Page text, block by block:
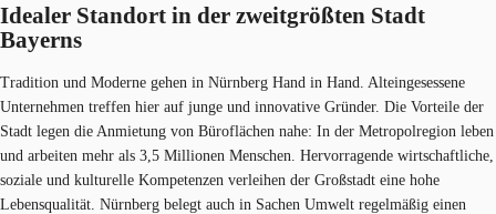
Idealer Standort in der zweitgrößten Stadt
Bayerns
Tradition und Moderne gehen in Nürnberg Hand in Hand. Alteingesessene
Unternehmen treffen hier auf junge und innovative Gründer. Die Vorteile der
Stadt legen die Anmietung von Büroflächen nahe: In der Metropolregion leben
und arbeiten mehr als 3,5 Millionen Menschen. Hervorragende wirtschaftliche,
soziale und kulturelle Kompetenzen verleihen der Großstadt eine hohe
Lebensqualität. Nürnberg belegt auch in Sachen Umwelt regelmäßig einen